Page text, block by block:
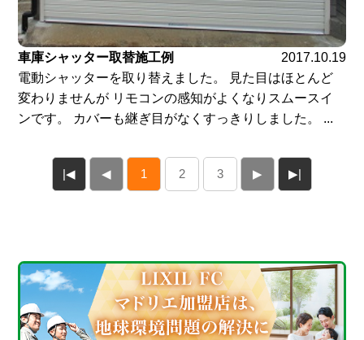
車庫シャッター取替施工例
2017.10.19
電動シャッターを取り替えました。 見た目はほとんど
変わりませんが リモコンの感知がよくなりスムースイ
ンです。 カバーも継ぎ目がなくすっきりしました。 ...
|◀ ◀ 1 2 3 ▶ ▶|